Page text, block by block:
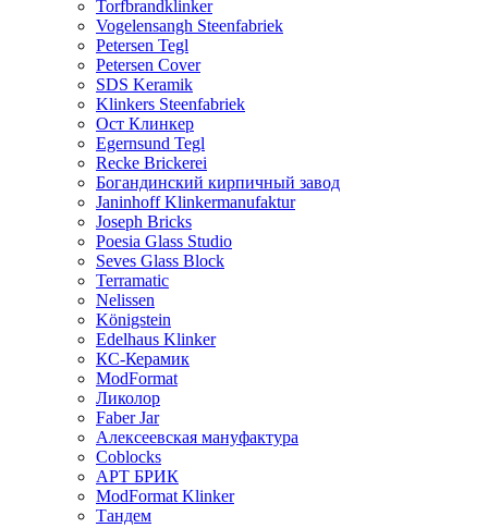
Torfbrandklinker
Vogelensangh Steenfabriek
Petersen Tegl
Petersen Cover
SDS Keramik
Klinkers Steenfabriek
Ост Клинкер
Egernsund Tegl
Recke Brickerei
Богандинский кирпичный завод
Janinhoff Klinkermanufaktur
Joseph Bricks
Poesia Glass Studio
Seves Glass Block
Terramatic
Nelissen
Königstein
Edelhaus Klinker
КС-Керамик
ModFormat
Ликолор
Faber Jar
Алексеевская мануфактура
Coblocks
АРТ БРИК
ModFormat Klinker
Тандем